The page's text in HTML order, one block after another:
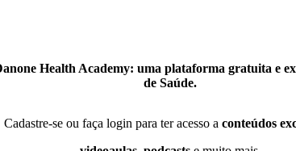
Health Academy: uma plataforma gratuita e
de Saúde.
Cadastre-se ou faça login para ter acesso a conteúdos